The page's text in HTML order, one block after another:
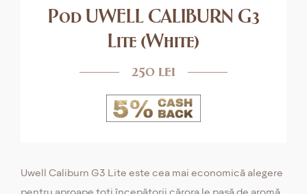
Pod UWELL CALIBURN G3
Lite (White)
250 lei
Uwell Caliburn G3 Lite este cea mai economică alegere
pentru aproape toți începătorii cărora le pasă de aromă